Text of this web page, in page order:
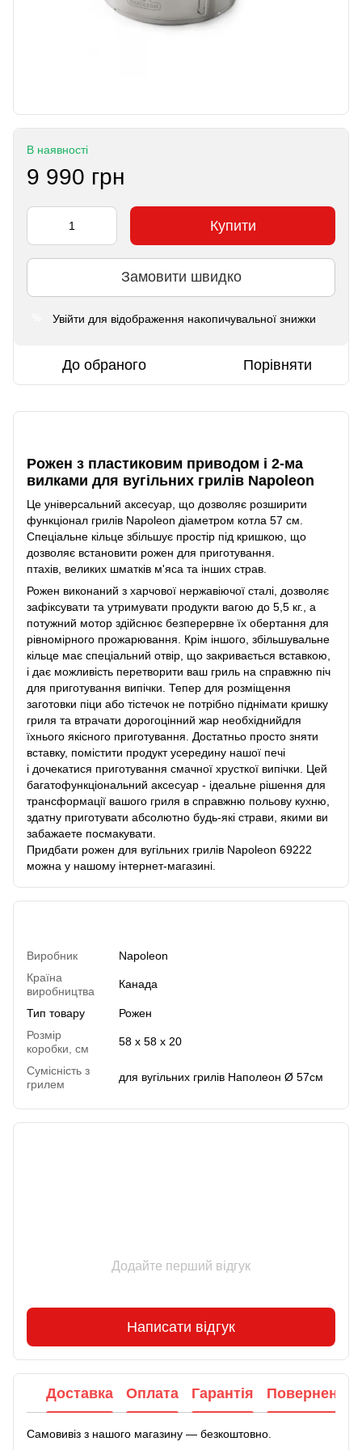
В наявності
9 990 грн
Купити
Замовити швидко
Увійти для відображення накопичувальної знижки
До обраного Порівняти
Рожен з пластиковим приводом і 2-ма
вилками для вугільних грилів Napoleon
Це універсальний аксесуар, що дозволяє розширити
функціонал грилів Napoleon діаметром котла 57 см.
Спеціальне кільце збільшує простір під кришкою, що
дозволяє встановити рожен для приготування.
птахів, великих шматків м'яса та інших страв.
Рожен виконаний з харчової нержавіючої сталі, дозволяє
зафіксувати та утримувати продукти вагою до 5,5 кг., а
потужний мотор здійснює безперервне їх обертання для
рівномірного прожарювання. Крім іншого, збільшувальне
кільце має спеціальний отвір, що закривається вставкою,
і дає можливість перетворити ваш гриль на справжню піч
для приготування випічки. Тепер для розміщення
заготовки піци або тістечок не потрібно піднімати кришку
гриля та втрачати дорогоцінний жар необхіднийдля
їхнього якісного приготування. Достатньо просто зняти
вставку, помістити продукт усередину нашої печі
і дочекатися приготування смачної хрусткої випічки. Цей
багатофункціональний аксесуар - ідеальне рішення для
трансформації вашого гриля в справжню польову кухню,
здатну приготувати абсолютно будь-які страви, якими ви
забажаете посмакувати.
Придбати рожен для вугільних грилів Napoleon 69222
можна у нашому інтернет-магазині.
Виробник
Napoleon
Країна
виробництва
Канада
Тип товару
Рожен
Розмір
коробки, см
58 х 58 х 20
Сумісність з
грилем
для вугільних грилів Наполеон Ø 57см
Додайте перший відгук
Написати відгук
Доставка Оплата Гарантія Повернення
Самовивіз з нашого магазину — безкоштовно.